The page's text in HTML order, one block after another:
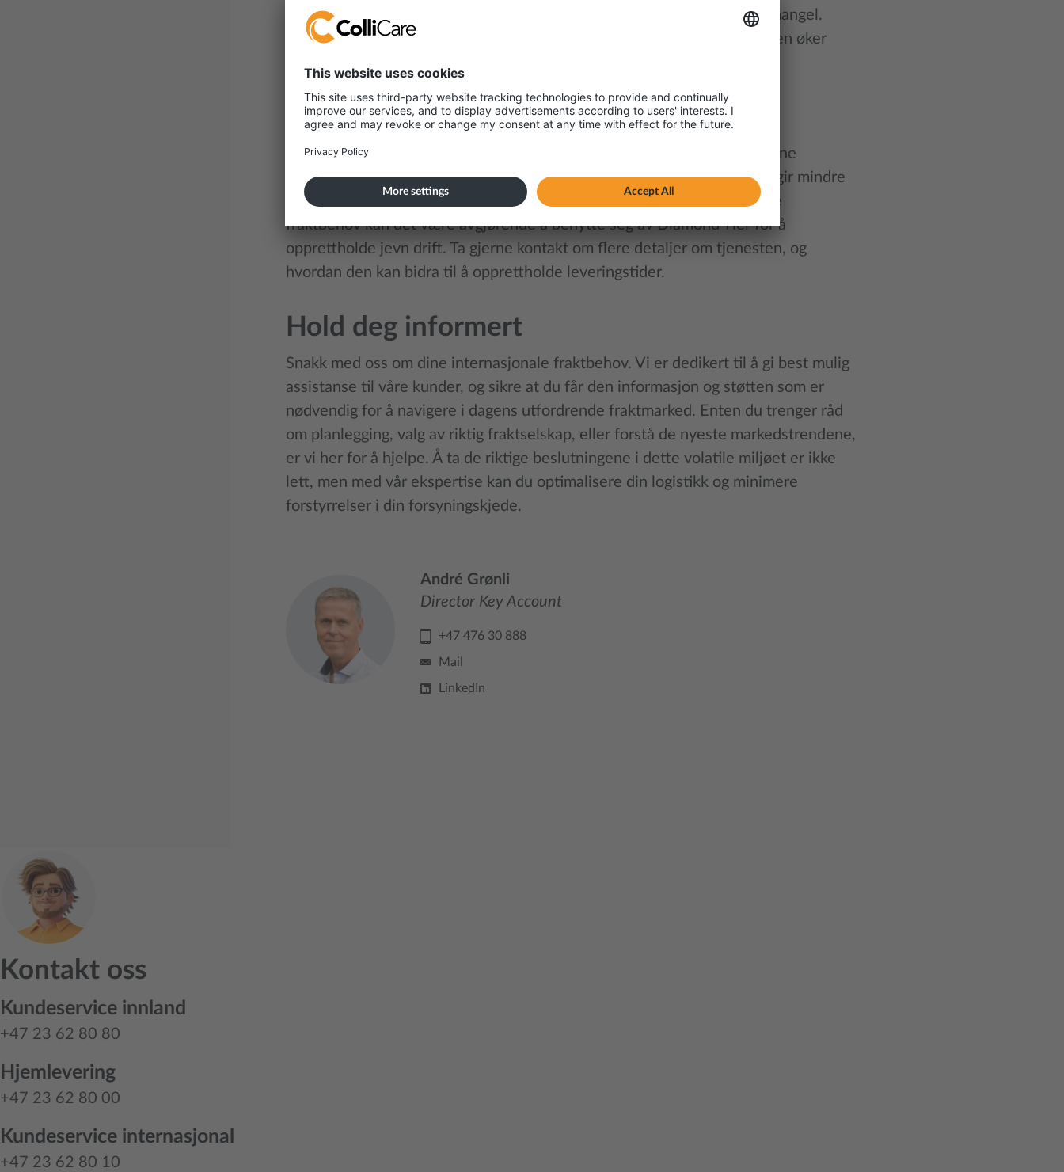
opprinnelsessteder i tide, noe som forverrer problemet med containermangel.
Dette er ikke bare en logistisk utfordring, men også en økonomisk, da den øker
Diamond Tier – hvorfor, og hva er det?
Diamond Tier er et gebyr som fraktselskaper tar for prioritert frakt. Denne
Premium tjenesten sikrer at varer transporteres med høyeste prioritet, gir mindre
forsinkelser og gir mer pålitelige leveringstider. For bedrifter med akutte
fraktbehov kan det være avgjørende å benytte seg av Diamond Tier for å
opprettholde jevn drift. Ta gjerne kontakt om flere detaljer om tjenesten, og
hvordan den kan bidra til å opprettholde leveringstider.
Hold deg informert
Snakk med oss om dine internasjonale fraktbehov. Vi er dedikert til å gi best mulig
assistanse til våre kunder, og sikre at du får den informasjon og støtten som er
nødvendig for å navigere i dagens utfordrende fraktmarked. Enten du trenger råd
om planlegging, valg av riktig fraktselskap, eller forstå de nyeste markedstrendene,
er vi her for å hjelpe. Å ta de riktige beslutningene i dette volatile miljøet er ikke
lett, men med vår ekspertise kan du optimalisere din logistikk og minimere
forstyrrelser i din forsyningskjede.
André Grønli
Director Key Account
+47 476 30 888
Mail
LinkedIn
Kontakt oss
Kundeservice innland
+47 23 62 80 80
Hjemlevering
+47 23 62 80 00
Kundeservice internasjonal
+47 23 62 80 10